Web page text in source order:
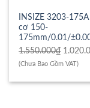
INSIZE 3203-
cơ 150-
175mm/0.01/
1.550.000₫ Giá
gốc
(Chưa Bao Gồm VAT)